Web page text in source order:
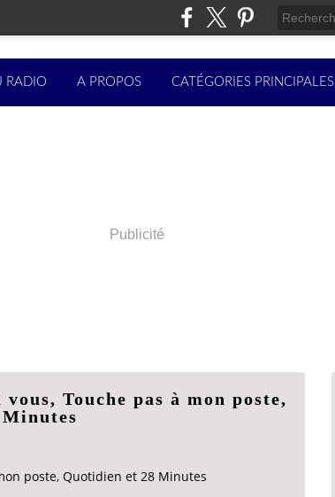
RADIO A PROPOS CATÉGORIES PRINCIPALES
Publicité
Touche pas à mon poste,
poste, Quotidien et 28 Minutes